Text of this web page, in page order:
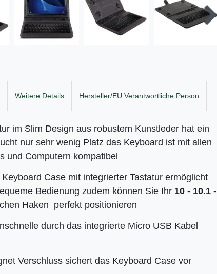
Weitere Details Hersteller/EU Verantwortliche Person
im Slim Design aus robustem Kunstleder hat ein
nur sehr wenig Platz das Keyboard ist mit allen
und Computern kompatibel
Case mit integrierter Tastatur ermöglicht
Bedienung zudem können Sie Ihr 10 - 10.1 -
Haken perfekt positionieren
durch das integrierte Micro USB Kabel
Verschluss sichert das Keyboard Case vor